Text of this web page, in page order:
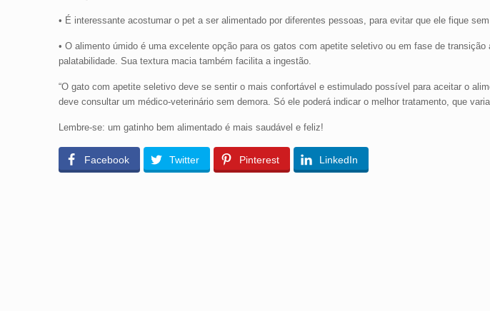
• É interessante acostumar o pet a ser alimentado por diferentes pessoas, para evitar que ele fique
• O alimento úmido é uma excelente opção para os gatos com apetite seletivo ou em fase de
palatabilidade. Sua textura macia também facilita a ingestão.
“O gato com apetite seletivo deve se sentir o mais confortável e estimulado possível para aceitar o
deve consultar um médico-veterinário sem demora. Só ele poderá indicar o melhor tratamento, que
Lembre-se: um gatinho bem alimentado é mais saudável e feliz!
Facebook Twitter Pinterest LinkedIn